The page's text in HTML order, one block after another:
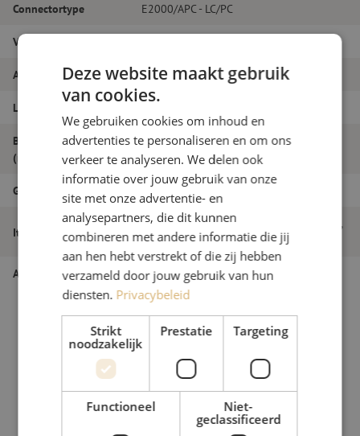
Connectortype E2000/APC - LC/PC
Vezelsoort
Aantal vezels Duplex
Lengte
Buitendiameter
(mm)
2.0
Grade
Itemnaam
Patchkabel duplex SM, E2000/APC-LC/PC,
2.0mm, 24m
Artikelnummer M20000295
Deze website maakt gebruik
van cookies.
We gebruiken cookies om inhoud en
advertenties te personaliseren en om ons
verkeer te analyseren. We delen ook
informatie over jouw gebruik van onze
site met onze advertentie- en
analysepartners, die dit kunnen
combineren met andere informatie die jij
aan hen hebt verstrekt of die zij hebben
verzameld door jouw gebruik van hun
diensten. Privacybeleid
Strikt
noodzakelijk
Prestatie Targeting
Functioneel
Niet-
geclassificeerd